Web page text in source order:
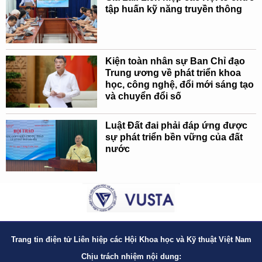
tập huấn kỹ năng truyền thông
Kiện toàn nhân sự Ban Chỉ đạo
Trung ương về phát triển khoa
học, công nghệ, đổi mới sáng tạo
và chuyển đổi số
Luật Đất đai phải đáp ứng được
sự phát triển bền vững của đất
nước
Trang tin điện tử Liên hiệp các Hội Khoa học và Kỹ thuật Việt Nam
Chịu trách nhiệm nội dung: